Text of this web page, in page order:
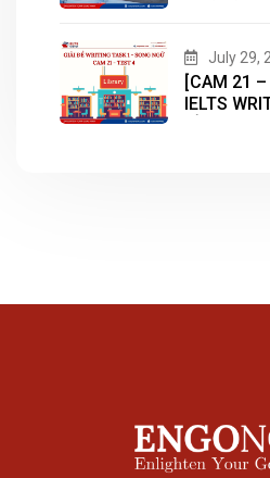
July 29,
[CAM 21
IELTS